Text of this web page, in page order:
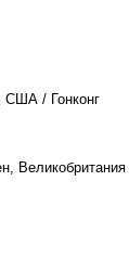
США / Гонконг
Великобритания